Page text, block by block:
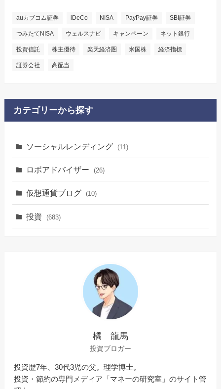
auカブコム証券 iDeCo NISA PayPay証券 SBI証券
つみたてNISA ウェルスナビ キャンペーン ネット銀行
投資信託 株主優待 楽天経済圏 米国株 経済指標
証券会社 高配当
カテゴリーから探す
ソーシャルレンディング (11)
ロボアドバイザー (26)
仮想通貨ブログ (10)
投資 (683)
橘 龍馬
投資ブロガー
投資歴7年、30代3児の父。理学博士。
投資・節約の専門メディア「マネーの研究室」のサイト管